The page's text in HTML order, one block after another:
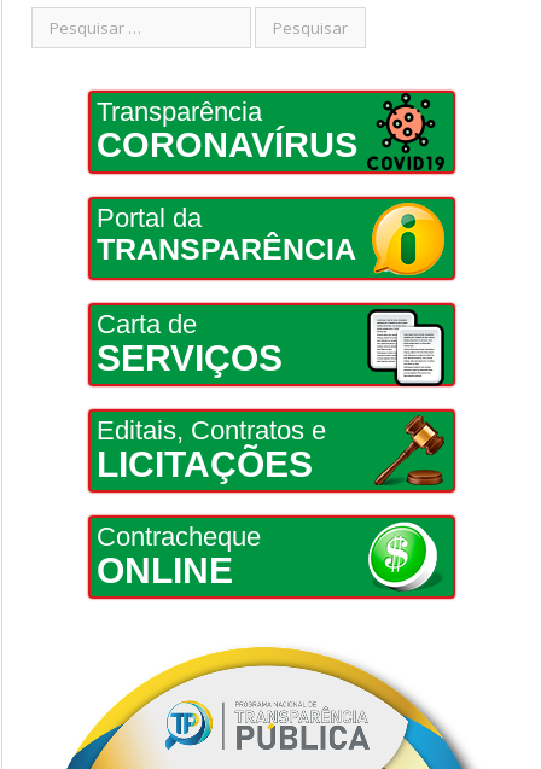
Transparência
CORONAVÍRUS
Portal da
TRANSPARÊNCIA
Carta de
SERVIÇOS
Editais, Contratos e
LICITAÇÕES
Contracheque
ONLINE